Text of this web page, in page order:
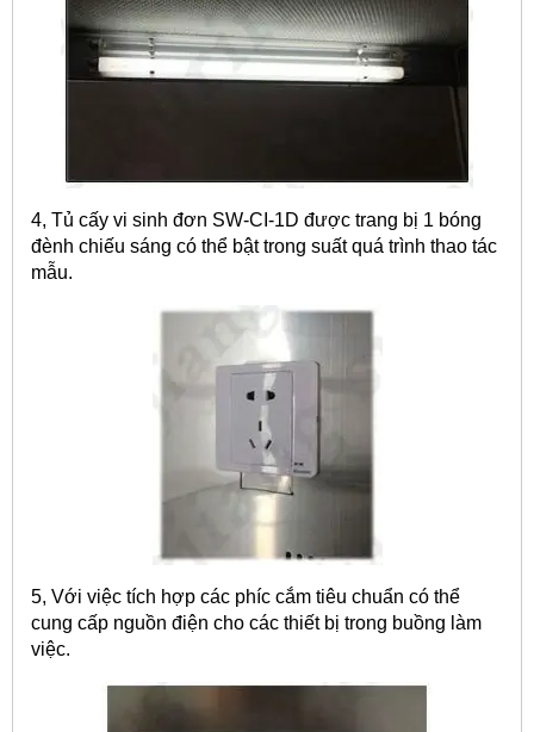
4, Tủ cấy vi sinh đơn SW-CI-1D được trang bị 1 bóng
đènh chiếu sáng có thể bật trong suất quá trình thao tác
mẫu.
5, Với việc tích hợp các phíc cắm tiêu chuẩn có thể
cung cấp nguồn điện cho các thiết bị trong buồng làm
việc.